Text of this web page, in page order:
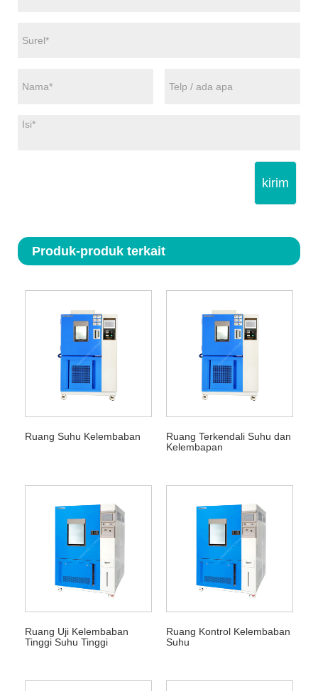
kirim
Produk-produk terkait
Ruang Suhu Kelembaban
Ruang Terkendali Suhu dan
Kelembapan
Ruang Uji Kelembaban
Tinggi Suhu Tinggi
Ruang Kontrol Kelembaban
Suhu